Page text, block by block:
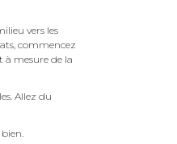
vers les
commencez
à mesure de la
Allez du